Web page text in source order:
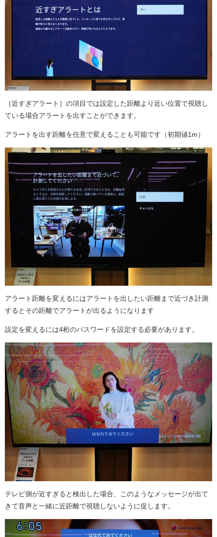
［近すぎアラート ］の項目では設定した距離より近い位置で視聴し
ている場合アラートを出すことができます。
アラートを出す距離を任意で変えることも可能です（初期値1m）
アラート距離を変えるにはアラートを出したい距離まで近づき計測
するとその距離でアラートが出るようになります
設定を変えるには4桁のパスワードを設定する必要があります。
テレビ側が近すぎると検出した場合、このようなメッセージが出て
きて音声と一緒に近距離で視聴しないように促します。